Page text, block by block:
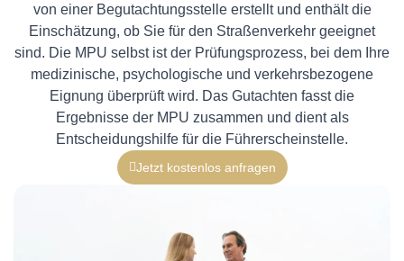
von einer Begutachtungsstelle erstellt und enthält die
Einschätzung, ob Sie für den Straßenverkehr geeignet
sind. Die MPU selbst ist der Prüfungsprozess, bei dem Ihre
medizinische, psychologische und verkehrsbezogene
Eignung überprüft wird. Das Gutachten fasst die
Ergebnisse der MPU zusammen und dient als
Entscheidungshilfe für die Führerscheinstelle.
Jetzt kostenlos anfragen